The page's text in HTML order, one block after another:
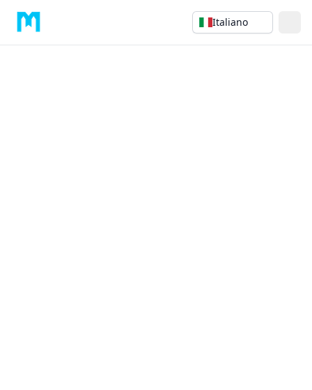
Italiano